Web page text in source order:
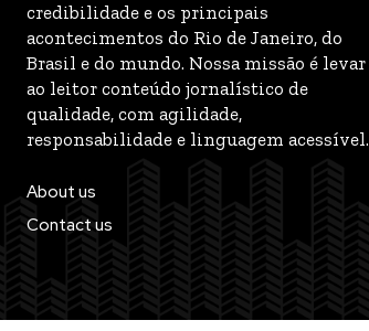
credibilidade e os principais
acontecimentos do Rio de Janeiro, do
Brasil e do mundo. Nossa missão é levar
ao leitor conteúdo jornalístico de
qualidade, com agilidade,
responsabilidade e linguagem acessível.
About us
Contact us